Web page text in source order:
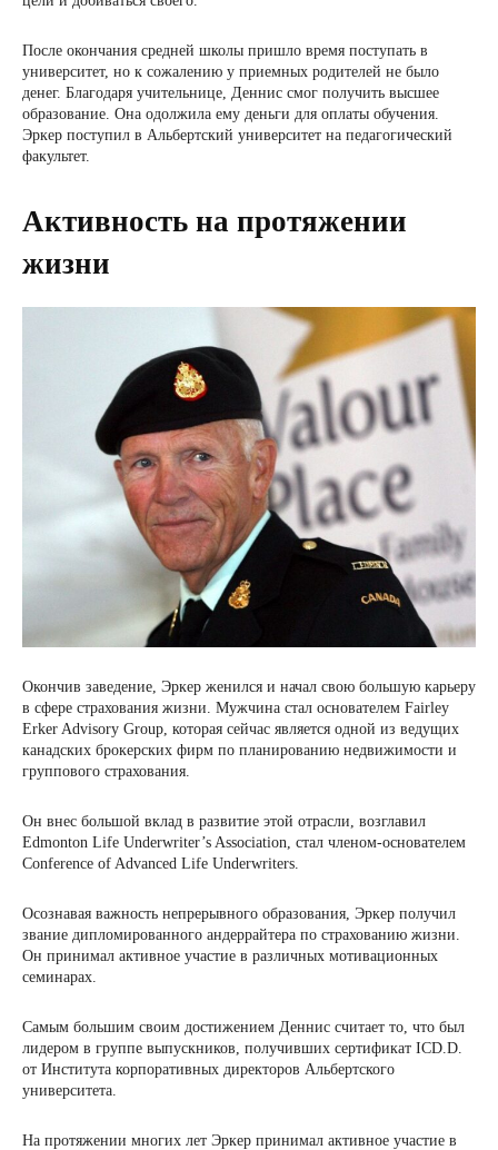
После окончания средней школы пришло время поступать в
университет, но к сожалению у приемных родителей не было
денег. Благодаря учительнице, Деннис смог получить высшее
образование. Она одолжила ему деньги для оплаты обучения.
Эркер поступил в Альбертский университет на педагогический
факультет.
Активность на протяжении
жизни
Окончив заведение, Эркер женился и начал свою большую карьеру
в сфере страхования жизни. Мужчина стал основателем Fairley
Erker Advisory Group, которая сейчас является одной из ведущих
канадских брокерских фирм по планированию недвижимости и
группового страхования.
Он внес большой вклад в развитие этой отрасли, возглавил
Edmonton Life Underwriter’s Association, стал членом-основателем
Conference of Advanced Life Underwriters.
Осознавая важность непрерывного образования, Эркер получил
звание дипломированного андеррайтера по страхованию жизни.
Он принимал активное участие в различных мотивационных
семинарах.
Самым большим своим достижением Деннис считает то, что был
лидером в группе выпускников, получивших сертификат ICD.D.
от Института корпоративных директоров Альбертского
университета.
На протяжении многих лет Эркер принимал активное участие в